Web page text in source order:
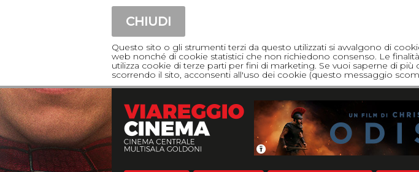
CHIUDI
Questo sito o gli strumenti terzi da questo utilizzati si avvalgono di
web nonché di cookie statistici che non richiedono consenso. Le
utilizza cookie di terze parti per fini di marketing. Se vuoi saperne di più
scorrendo il sito, acconsenti all'uso dei cookie (questo messaggio